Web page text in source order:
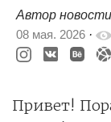
Автор
08 мая. 2026 ·
Привет!